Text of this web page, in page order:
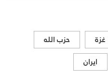
غزة
حزب الله
ايران